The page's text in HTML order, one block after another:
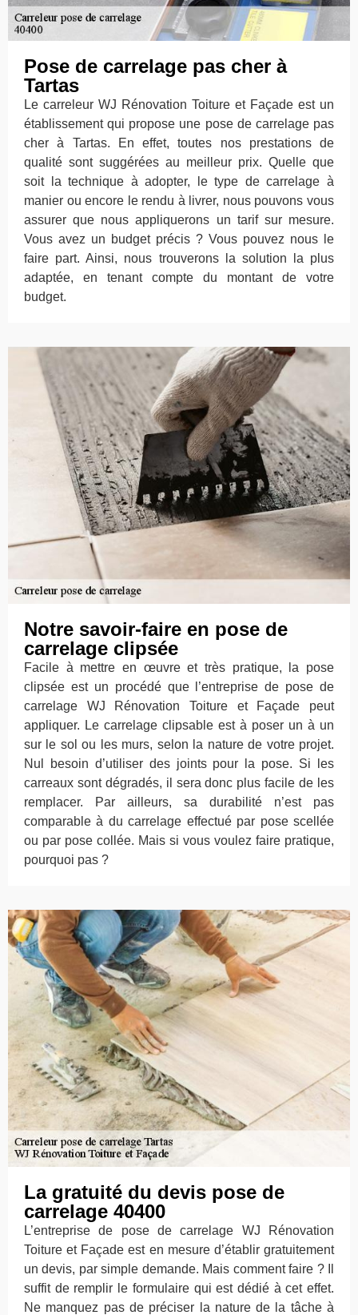
Pose de carrelage pas cher à
Tartas
Le carreleur WJ Rénovation Toiture et Façade est un
établissement qui propose une pose de carrelage pas
cher à Tartas. En effet, toutes nos prestations de
qualité sont suggérées au meilleur prix. Quelle que
soit la technique à adopter, le type de carrelage à
manier ou encore le rendu à livrer, nous pouvons vous
assurer que nous appliquerons un tarif sur mesure.
Vous avez un budget précis ? Vous pouvez nous le
faire part. Ainsi, nous trouverons la solution la plus
adaptée, en tenant compte du montant de votre
budget.
Notre savoir-faire en pose de
carrelage clipsée
Facile à mettre en œuvre et très pratique, la pose
clipsée est un procédé que l’entreprise de pose de
carrelage WJ Rénovation Toiture et Façade peut
appliquer. Le carrelage clipsable est à poser un à un
sur le sol ou les murs, selon la nature de votre projet.
Nul besoin d’utiliser des joints pour la pose. Si les
carreaux sont dégradés, il sera donc plus facile de les
remplacer. Par ailleurs, sa durabilité n’est pas
comparable à du carrelage effectué par pose scellée
ou par pose collée. Mais si vous voulez faire pratique,
pourquoi pas ?
La gratuité du devis pose de
carrelage 40400
L’entreprise de pose de carrelage WJ Rénovation
Toiture et Façade est en mesure d’établir gratuitement
un devis, par simple demande. Mais comment faire ? Il
suffit de remplir le formulaire qui est dédié à cet effet.
Ne manquez pas de préciser la nature de la tâche à